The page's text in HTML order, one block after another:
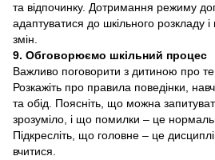
та відпочинку. Дотримання режиму
адаптуватися до шкільного розкладу і
змін.
9. Обговорюємо шкільний процес
Важливо поговорити з дитиною про
Розкажіть про правила поведінки,
та обід. Поясніть, що можна
зрозуміло, і що помилки – це
Підкресліть, що головне – це
вчитися.